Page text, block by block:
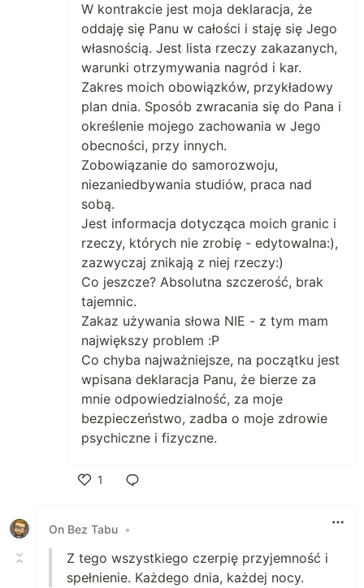
W kontrakcie jest moja deklaracja, że
oddaję się Panu w całości i staję się Jego
własnością. Jest lista rzeczy zakazanych,
warunki otrzymywania nagród i kar.
Zakres moich obowiązków, przykładowy
plan dnia. Sposób zwracania się do Pana i
określenie mojego zachowania w Jego
obecności, przy innych.
Zobowiązanie do samorozwoju,
niezaniedbywania studiów, praca nad
sobą.
Jest informacja dotycząca moich granic i
rzeczy, których nie zrobię - edytowalna:),
zazwyczaj znikają z niej rzeczy:)
Co jeszcze? Absolutna szczerość, brak
tajemnic.
Zakaz używania słowa NIE - z tym mam
największy problem :P
Co chyba najważniejsze, na początku jest
wpisana deklaracja Panu, że bierze za
mnie odpowiedzialność, za moje
bezpieczeństwo, zadba o moje zdrowie
psychiczne i fizyczne.
1
On Bez Tabu •
Z tego wszystkiego czerpię przyjemność i
spełnienie. Każdego dnia, każdej nocy.